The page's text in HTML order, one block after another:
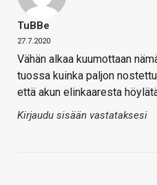
TuBBe
27.7.2020
Vähän alkaa kuumottaan
tuossa kuinka paljon
että akun elinkaaresta
Kirjaudu sisään vastataksesi